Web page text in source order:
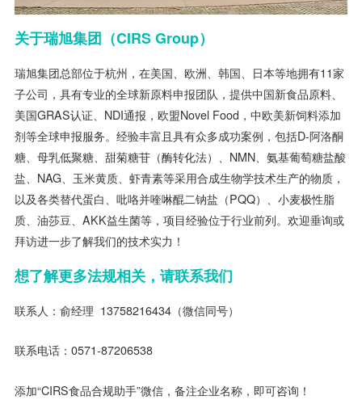
关于瑞旭集团（CIRSGroup）
瑞旭集团总部位于杭州，在美国、欧洲、韩国、日本等地拥有11家
子公司，具有专业的全球新原料申报团队，提供中国新食品原料、
美国GRAS认证、NDI通报，欧盟Novel Food，中欧美新饲料添加
剂等全球申报服务。经验丰富且具有众多成功案例，包括D-阿洛酮
糖、母乳低聚糖、甜菊糖苷（酶转化法）、NMN、氨基葡萄糖盐酸
盐、NAG、玉米黄质、虾青素等采用合成生物学技术生产的物质，
以及各类替代蛋白、吡咯并喹啉醌二钠盐（PQQ）、小麦极性脂
质、油莎豆、AKK益生菌等，项目经验位于行业前列。欢迎垂询或
拜访进一步了解我们的技术实力！
想了解更多法规相关，请联系我们
联系人：俞经理 13758216434（微信同号）
联系电话：0571-87206538
添加“CIRS食品合规助手”微信，备注企业名称，即可咨询！